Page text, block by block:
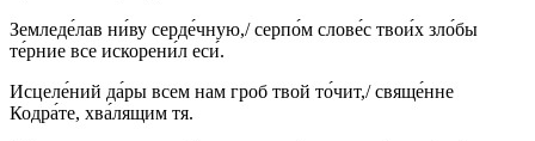
Земледе́лав ни́ву серде́чную,/ серпо́м слове́с твои́х зло́бы
те́рние все искорени́л еси́.
Исцеле́ний да́ры всем нам гроб твой то́чит,/ свяще́нне
Кодра́те, хва́лящим тя.